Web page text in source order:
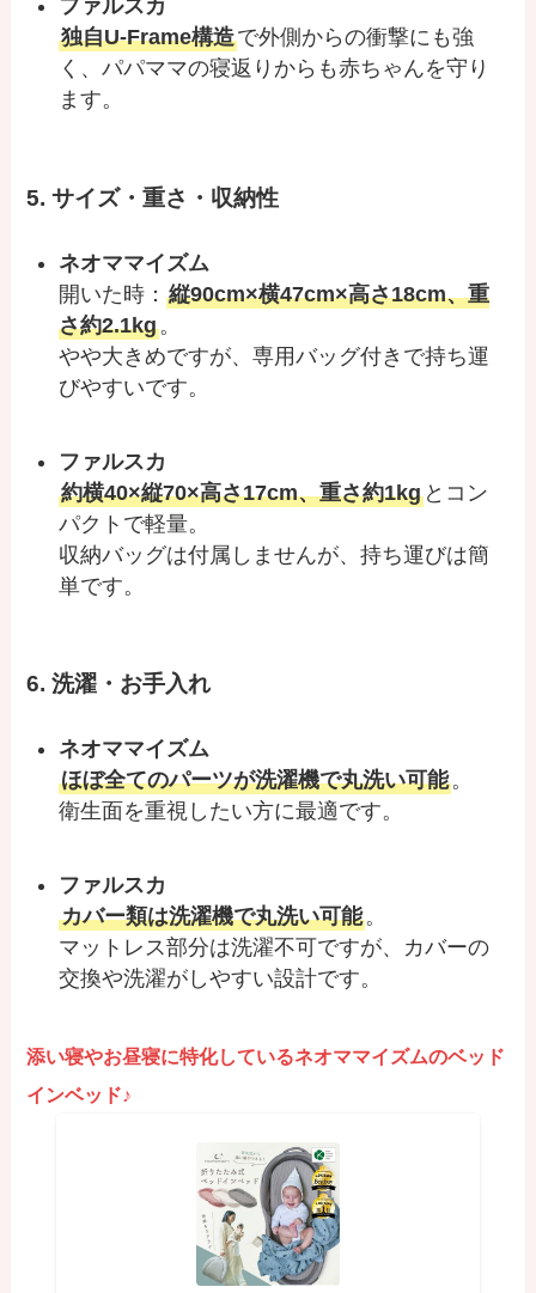
ファルスカ
独自U-Frame構造で外側からの衝撃にも強
く、パパママの寝返りからも赤ちゃんを守り
ます。
5. サイズ・重さ・収納性
ネオママイズム
開いた時：縦90cm×横47cm×高さ18cm、重
さ約2.1kg。
やや大きめですが、専用バッグ付きで持ち運
びやすいです。
ファルスカ
約横40×縦70×高さ17cm、重さ約1kg とコン
パクトで軽量。
収納バッグは付属しませんが、持ち運びは簡
単です。
6. 洗濯・お手入れ
ネオママイズム
ほぼ全てのパーツが洗濯機で丸洗い可能。
衛生面を重視したい方に最適です。
ファルスカ
カバー類は洗濯機で丸洗い可能。
マットレス部分は洗濯不可ですが、カバーの
交換や洗濯がしやすい設計です。
添い寝やお昼寝に特化しているネオママイズムのベッド
インベッド♪